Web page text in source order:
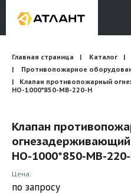
Электронная почта
info@atlantcompany.ru
Бренды
Каталоги
Бланки запросов
Главная страница Каталог
Противопожарное
Клапан противопожарный
НО-1000*850-МВ-220-H
Клапан
НО-1000*850-МВ-
Цена:
по запросу